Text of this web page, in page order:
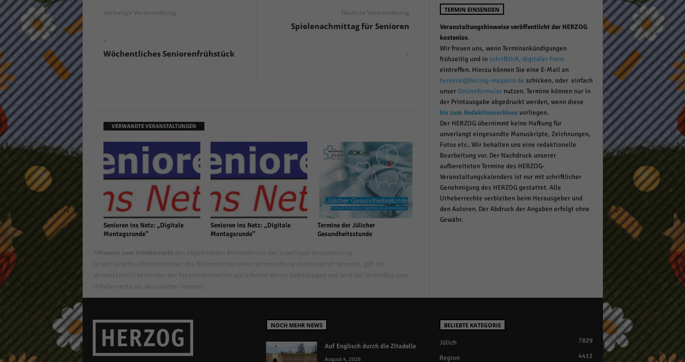
Vorherige Veranstaltung
«
Wöchentliches Seniorenfrühstück
Nächste Veranstaltung
Spielenachmittag für Senioren
»
VERWANDTE VERANSTALTUNGEN
Senioren ins Netz: „Digitale
Montagsrunde“
Senioren ins Netz: „Digitale
Montagsrunde“
Termine der Jülicher
Gesundheitsstunde
TERMIN EINSENDEN
Veranstaltungshinweise veröffentlicht der HERZOG
kostenlos.
Wir freuen uns, wenn Terminankündigungen
frühzeitig und in schriftlich, digitaler Form
eintreffen. Hierzu können Sie eine E-Mail an
termine@herzog-magazin.de schicken, oder einfach
unserOnlineformularnutzen. Termine können nur in
der Printausgabe abgedruckt werden, wenn diese
bis zum Redaktionsschlussvorliegen.
Der HERZOG übernimmt keine Haftung für
unverlangt eingesandte Manuskripte, Zeichnungen,
Fotos etc.. Wir behalten uns eine redaktionelle
Bearbeitung vor. Der Nachdruck unserer
aufbereiteten Termine des HERZOG-
Veranstaltungskalenders ist nur mit schriftlicher
Genehmigung des HERZOG gestattet. Alle
Urheberrechte verbleiben beim Herausgeber und
den Autoren. Der Abdruck der Angaben erfolgt ohne
Gewähr.
NOCH MEHR NEWS
Auf Englisch durch die Zitadelle
August 4, 2026
BELIEBTE KATEGORIE
Jülich 7829
Region 4411